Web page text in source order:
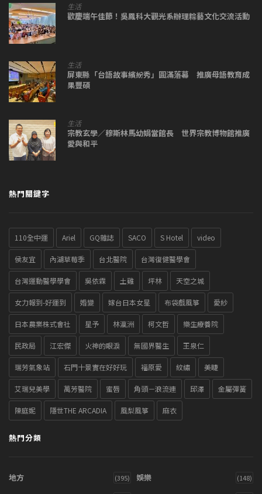
生活
歡慶端午佳節！吳鳳科大觀光系辦理粽藝文化交流活動
生活
屏東縣「台語故事繽紛秀」圓滿落幕 推廣母語教育成
果豐碩
生活
宗教玄學／穆斯林馬幼娟當館長 世界宗教博物館推廣
愛與和平
熱門關鍵字
110全中運 Ariel GQ雜誌 SACO S Hotel video
侯友宜 內湖草莓季 台北醫院 台灣復健醫學會
台灣運動醫學學會 吳依霖 土雞 坪林 天空之城
女力報到-好運到 婚變 嫁台日本女星 布袋戲風箏 愛紗
日本農業株式會社 星予 林瀛洲 柯文哲 樂生療養院
民政局 江宏傑 火神的眼淚 無國界醫生 王泉仁
瑞芳氣象站 石門十景實在好好玩 福原愛 紋繡 美睫
艾瑞兒美學 萬芳醫院 蜜唇 角頭－浪流連 邱澤 金屬彈簧
陳庭妮 隱世THE ARCADIA 風梨風箏 麻衣
熱門分類
地方 (395) 娛樂 (148)